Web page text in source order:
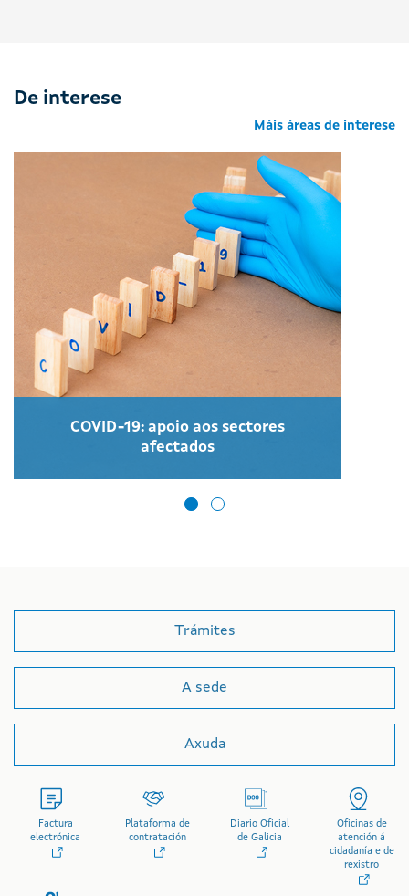
De interese
Máis áreas de interese
COVID-19: apoio aos sectores
afectados
Trámites
A sede
Axuda
Factura
electrónica
Plataforma de
contratación
Diario Oficial
de Galicia
Oficinas de
atención á
cidadanía e de
rexistro